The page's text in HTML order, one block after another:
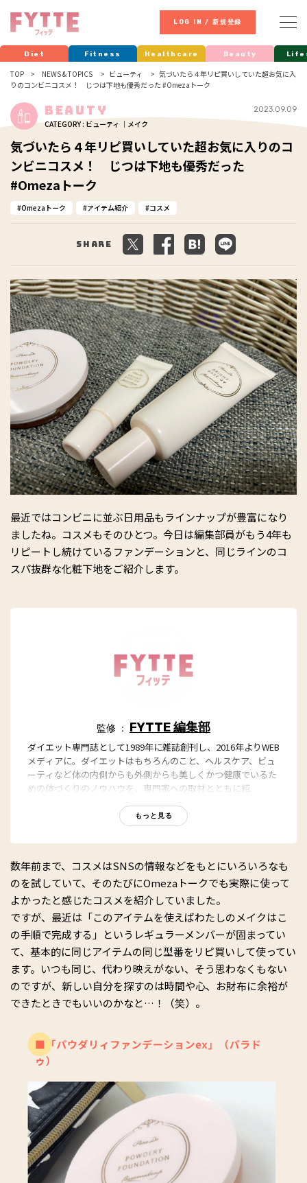
LOG IN / 新規登録
Diet Fitness Healthcare Beauty
TOP NEWS & TOPICS ビューティ
気づいたら４年リピ買いしていた超お気に入
りのコンビニコスメ！ じつは下地も優秀だった #Omezaトーク
Beauty
CATEGORY : ビューティ ｜メイク
2023.09.09
気づいたら４年リピ買いしていた超お気に入りのコ
ンビニコスメ！ じつは下地も優秀だった
#Omezaトーク
Omezaトーク アイテム紹介 コスメ
Share
最近ではコンビニに並ぶ日用品もラインナップが豊富になり
ましたね。コスメもそのひとつ。今日は編集部員がもう4年も
リピートし続けているファンデーションと、同じラインのコ
スパ抜群な化粧下地をご紹介します。
監修 ： FYTTE 編集部
ダイエット専門誌として1989年に雑誌創刊し、2016年よりWEB
メディアに。ダイエットはもちろんのこと、ヘルスケア、ビュ
ーティなど体の内側からも外側からも美しくかつ健康でいるた
めの体づくりのノウハウを、専門家への取材とともに紹
もに、編集部員も自らさまざまなヘルシーネタを日々お試し
もっと見る
数年前まで、コスメはSNSの情報などをもとにいろいろなも
のを試していて、そのたびにOmezaトークでも実際に使って
よかったと感じたコスメを紹介していました。
ですが、最近は「このアイテムを使えばわたしのメイクはこ
の手順で完成する」というレギュラーメンバーが固まってい
て、基本的に同じアイテムの同じ型番をリピ買いして使ってい
ます。いつも同じ、代わり映えがない、そう思わなくもない
のですが、新しい自分を探すのは時間や心、お財布に余裕が
できたときでもいいのかなと…！（笑）。